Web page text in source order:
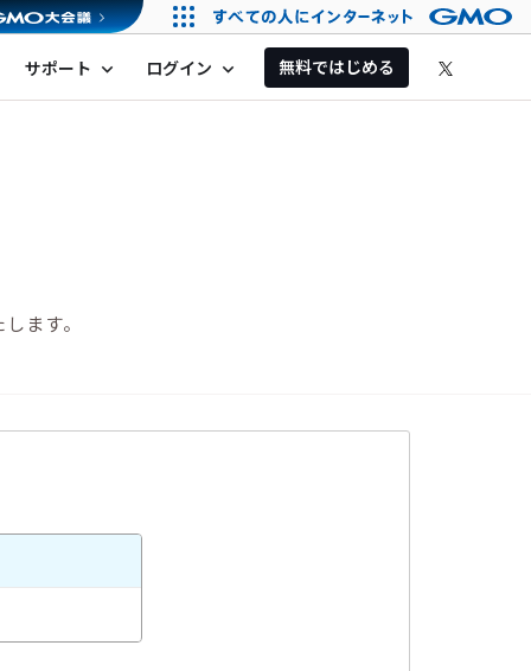
サポート expand_more ログイン expand_more 無料ではじめる
ます。